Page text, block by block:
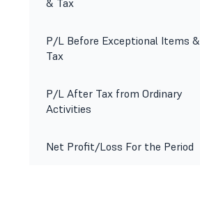
& Tax
P/L Before Exceptional Items &
Tax
P/L After Tax from Ordinary
Activities
Net Profit/Loss For the Period